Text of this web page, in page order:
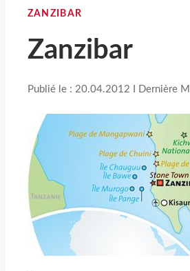
ZANZIBAR
Zanzibar
Publié le : 20.04.2012 I Dernière